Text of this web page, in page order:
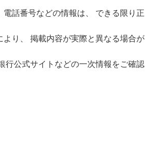
話番号などの情報は、 できる限り正
り、 掲載内容が実際と異なる場合が
行公式サイトなどの一次情報をご確認